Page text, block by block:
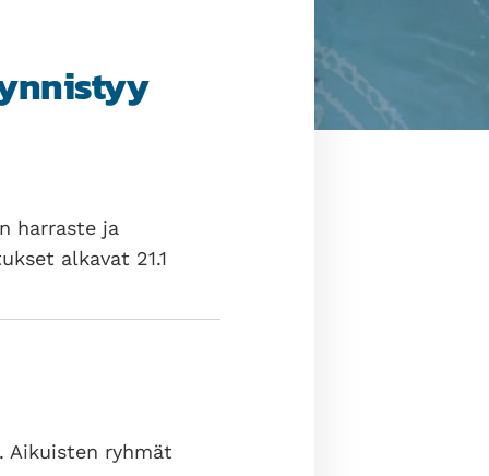
harraste ja
alkavat 21.1
Aikuisten ryhmät